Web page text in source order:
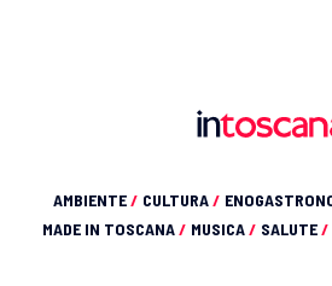
AMBIENTE/ CULTURA/
MADE IN TOSCANA/ MUSICA/ SALUTE/